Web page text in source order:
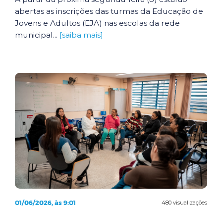
abertas as inscrições das turmas da Educação de
Jovens e Adultos (EJA) nas escolas da rede
municipal... [saiba mais]
480 visualizações
01/06/2026, às 9:01